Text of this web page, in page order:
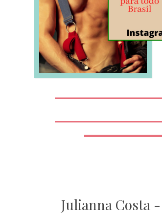
Julianna Costa